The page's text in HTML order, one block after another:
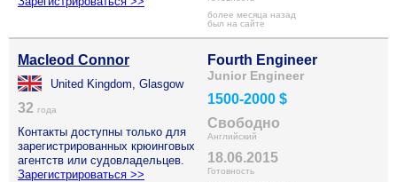
более месяца назад
был на сайте
Macleod Connor
United Kingdom, Glasgow
32 года
Контакты доступны только для
зарегистрированных крюинговых
агентств или судовладельцев.
Зарегистрироваться >>
Fourth Engineer
Junior Engineer
1500-2000 $
Свободно
Английский
18.06.2015
Готовность